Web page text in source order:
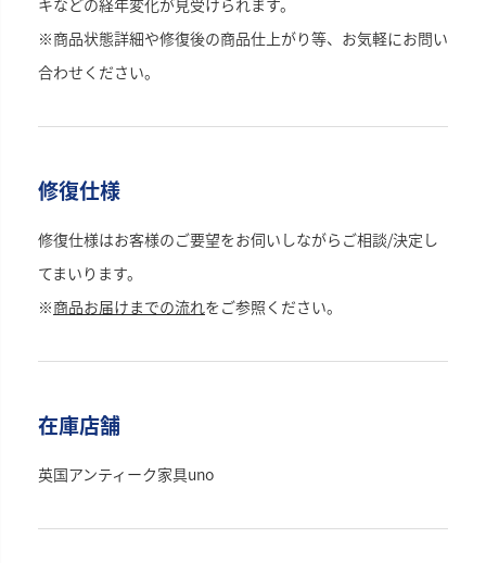
キなどの経年変化が見受けられます。
※商品状態詳細や修復後の商品仕上がり等、お気軽にお問い
合わせください。
修復仕様
修復仕様はお客様のご要望をお伺いしながらご相談/決定し
てまいります。
※商品お届けまでの流れをご参照ください。
在庫店舗
英国アンティーク家具uno